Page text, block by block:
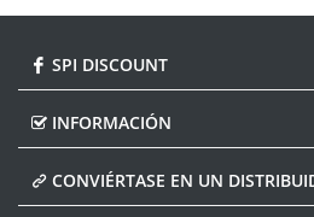
SPI DISCOUNT
INFORMACIÓN
CONVIÉRTASE EN UN